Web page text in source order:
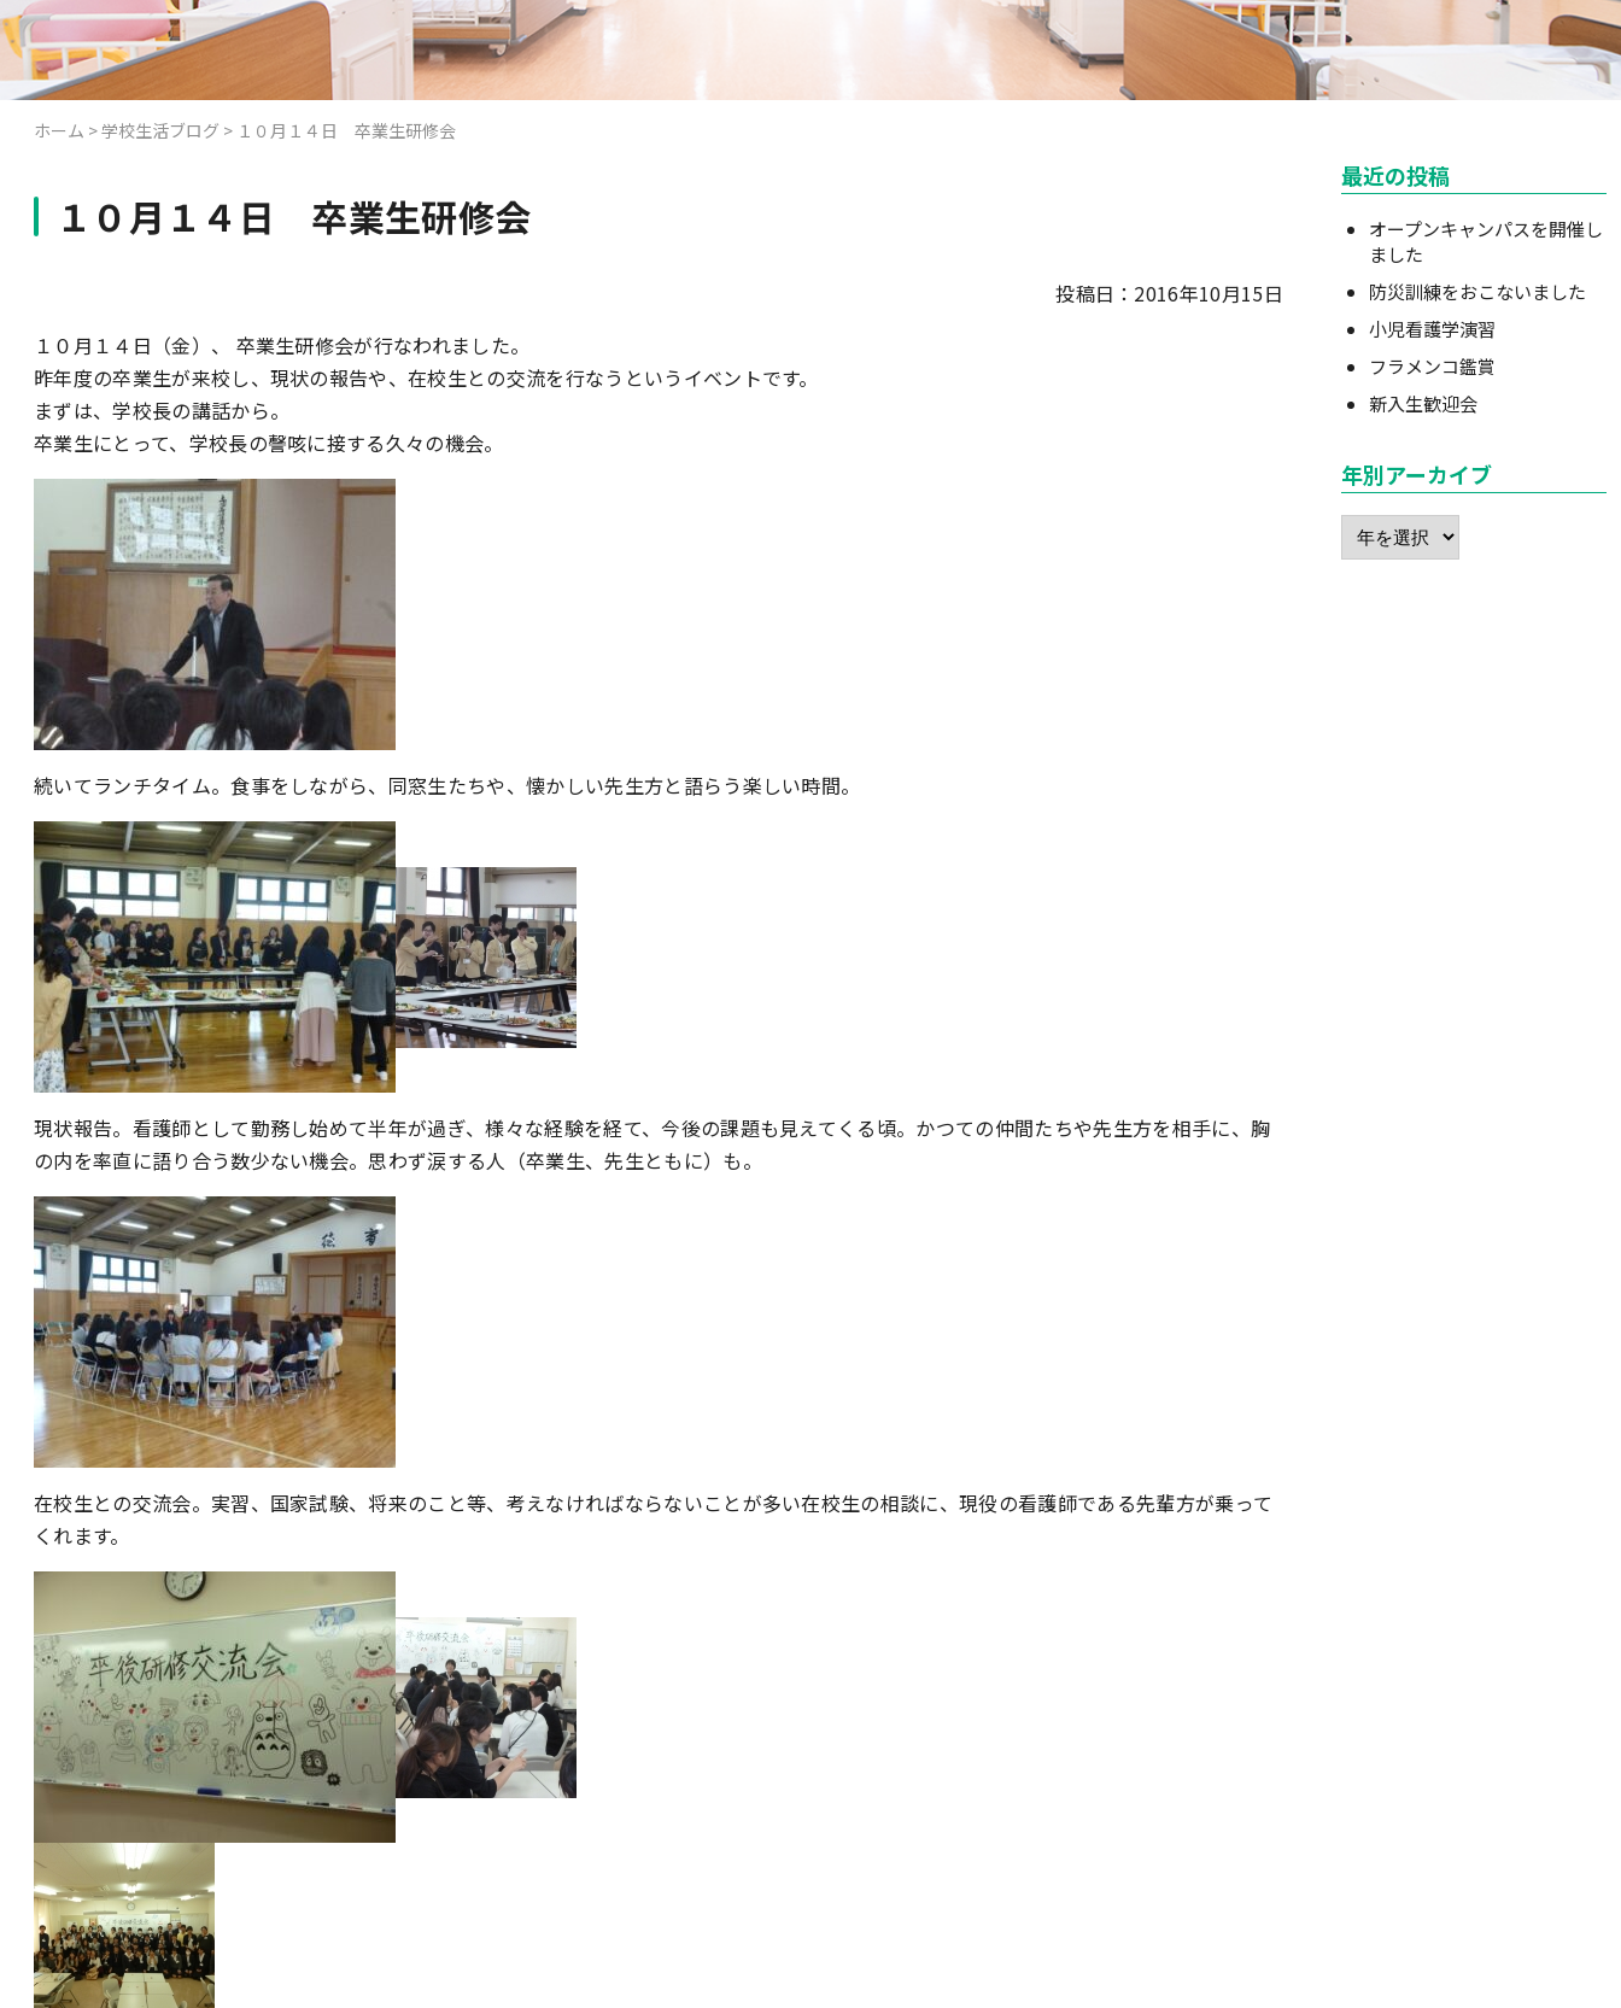
ホーム >学校生活ブログ > １０月１４日 卒業生研修会
１０月１４日 卒業生研修会
投稿日：2016年10月15日
１０月１４日（金）、 卒業生研修会が行なわれました。
昨年度の卒業生が来校し、現状の報告や、在校生との交流を行なうというイベントです。
まずは、学校長の講話から。
卒業生にとって、学校長の謦咳に接する久々の機会。
続いてランチタイム。食事をしながら、同窓生たちや、懐かしい先生方と語らう楽しい時間。
現状報告。看護師として勤務し始めて半年が過ぎ、様々な経験を経て、今後の課題も見えてくる頃。かつての仲間たちや先生方を相手に、胸
の内を率直に語り合う数少ない機会。思わず涙する人（卒業生、先生ともに）も。
在校生との交流会。実習、国家試験、将来のこと等、考えなければならないことが多い在校生の相談に、現役の看護師である先輩方が乗って
くれます。
最近の投稿
オープンキャンパスを開催し
ました
防災訓練をおこないました
小児看護学演習
フラメンコ鑑賞
新入生歓迎会
年別アーカイブ